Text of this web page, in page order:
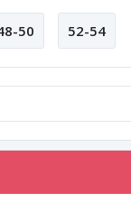
50 52-54